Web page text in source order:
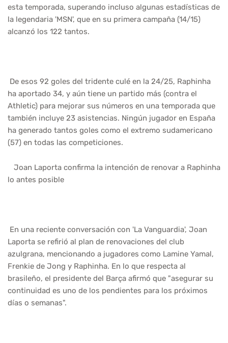
esta temporada, superando incluso algunas estadísticas de
la legendaria 'MSN', que en su primera campaña (14/15)
alcanzó los 122 tantos.
De esos 92 goles del tridente culé en la 24/25, Raphinha
ha aportado 34, y aún tiene un partido más (contra el
Athletic) para mejorar sus números en una temporada que
también incluye 23 asistencias. Ningún jugador en España
ha generado tantos goles como el extremo sudamericano
(57) en todas las competiciones.
Joan Laporta confirma la intención de renovar a Raphinha
lo antes posible
En una reciente conversación con 'La Vanguardia', Joan
Laporta se refirió al plan de renovaciones del club
azulgrana, mencionando a jugadores como Lamine Yamal,
Frenkie de Jong y Raphinha. En lo que respecta al
brasileño, el presidente del Barça afirmó que "asegurar su
continuidad es uno de los pendientes para los próximos
días o semanas".